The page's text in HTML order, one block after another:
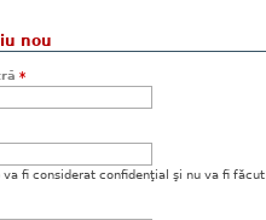
nou
*
fi considerat confidenţial şi nu va fi făcut